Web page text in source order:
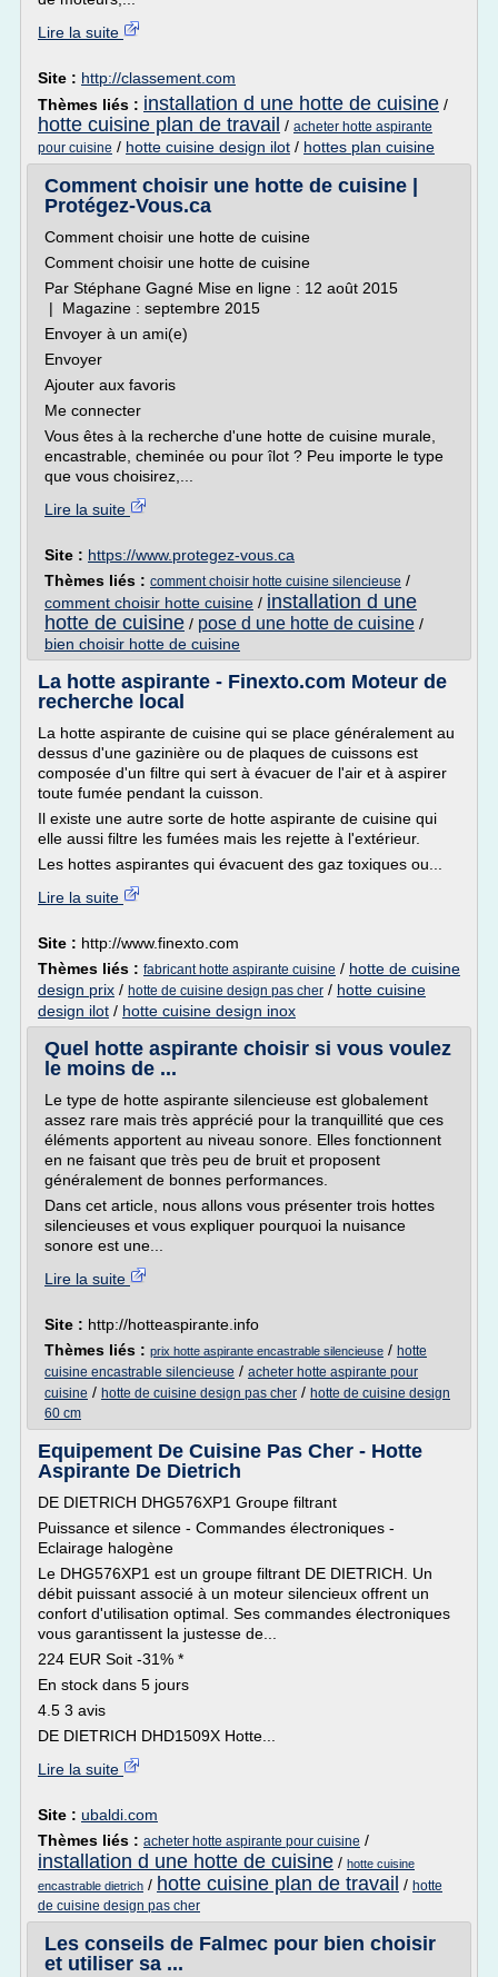
Lire la suite
Site : http://classement.com
Thèmes liés : installation d une hotte de cuisine /
hotte cuisine plan de travail / acheter hotte aspirante
pour cuisine / hotte cuisine design ilot / hottes plan cuisine
Comment choisir une hotte de cuisine |
Protégez-Vous.ca
Comment choisir une hotte de cuisine
Comment choisir une hotte de cuisine
Par Stéphane Gagné Mise en ligne : 12 août 2015
| Magazine : septembre 2015
Envoyer à un ami(e)
Envoyer
Ajouter aux favoris
Me connecter
Vous êtes à la recherche d'une hotte de cuisine murale,
encastrable, cheminée ou pour îlot ? Peu importe le type
que vous choisirez,...
Lire la suite
Site : https://www.protegez-vous.ca
Thèmes liés : comment choisir hotte cuisine silencieuse /
comment choisir hotte cuisine / installation d une
hotte de cuisine / pose d une hotte de cuisine /
bien choisir hotte de cuisine
La hotte aspirante - Finexto.com Moteur de
recherche local
La hotte aspirante de cuisine qui se place généralement au
dessus d'une gazinière ou de plaques de cuissons est
composée d'un filtre qui sert à évacuer de l'air et à aspirer
toute fumée pendant la cuisson.
Il existe une autre sorte de hotte aspirante de cuisine qui
elle aussi filtre les fumées mais les rejette à l'extérieur.
Les hottes aspirantes qui évacuent des gaz toxiques ou...
Lire la suite
Site : http://www.finexto.com
Thèmes liés : fabricant hotte aspirante cuisine / hotte de cuisine
design prix / hotte de cuisine design pas cher / hotte cuisine
design ilot / hotte cuisine design inox
Quel hotte aspirante choisir si vous voulez
le moins de ...
Le type de hotte aspirante silencieuse est globalement
assez rare mais très apprécié pour la tranquillité que ces
éléments apportent au niveau sonore. Elles fonctionnent
en ne faisant que très peu de bruit et proposent
généralement de bonnes performances.
Dans cet article, nous allons vous présenter trois hottes
silencieuses et vous expliquer pourquoi la nuisance
sonore est une...
Lire la suite
Site : http://hotteaspirante.info
Thèmes liés : prix hotte aspirante encastrable silencieuse / hotte
cuisine encastrable silencieuse / acheter hotte aspirante pour
cuisine / hotte de cuisine design pas cher / hotte de cuisine design
60 cm
Equipement De Cuisine Pas Cher - Hotte
Aspirante De Dietrich
DE DIETRICH DHG576XP1 Groupe filtrant
Puissance et silence - Commandes électroniques -
Eclairage halogène
Le DHG576XP1 est un groupe filtrant DE DIETRICH. Un
débit puissant associé à un moteur silencieux offrent un
confort d'utilisation optimal. Ses commandes électroniques
vous garantissent la justesse de...
224 EUR Soit -31% *
En stock dans 5 jours
4.5 3 avis
DE DIETRICH DHD1509X Hotte...
Lire la suite
Site : ubaldi.com
Thèmes liés : acheter hotte aspirante pour cuisine /
installation d une hotte de cuisine / hotte cuisine
encastrable dietrich / hotte cuisine plan de travail / hotte
de cuisine design pas cher
Les conseils de Falmec pour bien choisir
et utiliser sa ...